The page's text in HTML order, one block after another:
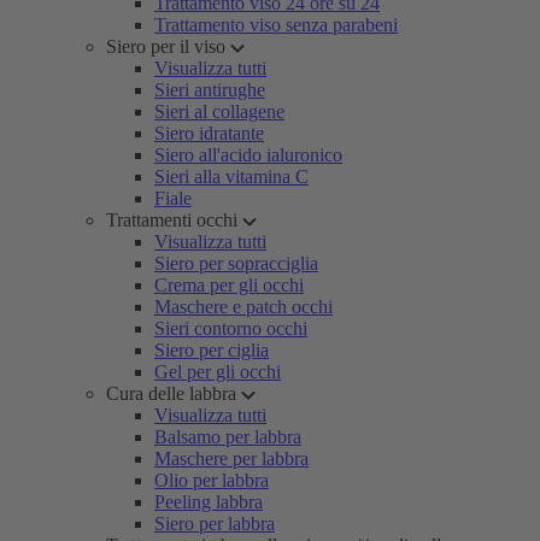
Trattamento viso senza parabeni
Siero per il viso
Visualizza tutti
Sieri antirughe
Sieri al collagene
Siero idratante
Siero all'acido ialuronico
Sieri alla vitamina C
Fiale
Trattamenti occhi
Visualizza tutti
Siero per sopracciglia
Crema per gli occhi
Maschere e patch occhi
Sieri contorno occhi
Siero per ciglia
Gel per gli occhi
Cura delle labbra
Visualizza tutti
Balsamo per labbra
Maschere per labbra
Olio per labbra
Peeling labbra
Siero per labbra